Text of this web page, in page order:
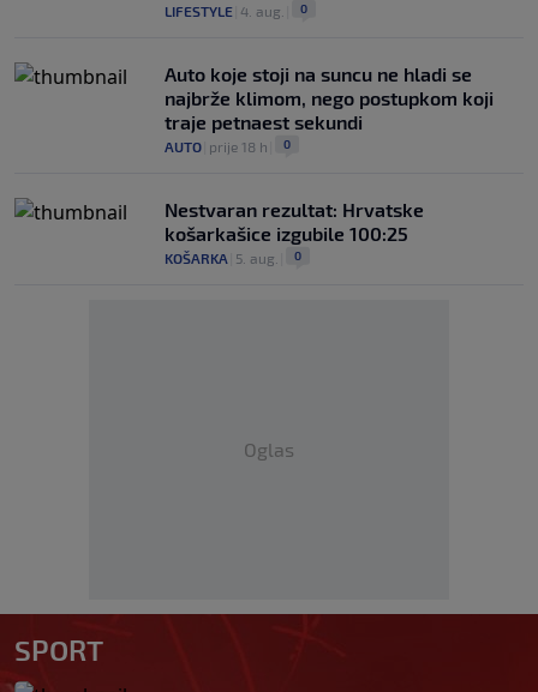
LIFESTYLE 4. aug. 0
Auto koje stoji na suncu ne hladi se
najbrže klimom, nego postupkom koji
traje petnaest sekundi
AUTO prije 18 h 0
Nestvaran rezultat: Hrvatske
košarkašice izgubile 100:25
KOŠARKA 5. aug. 0
Oglas
SPORT